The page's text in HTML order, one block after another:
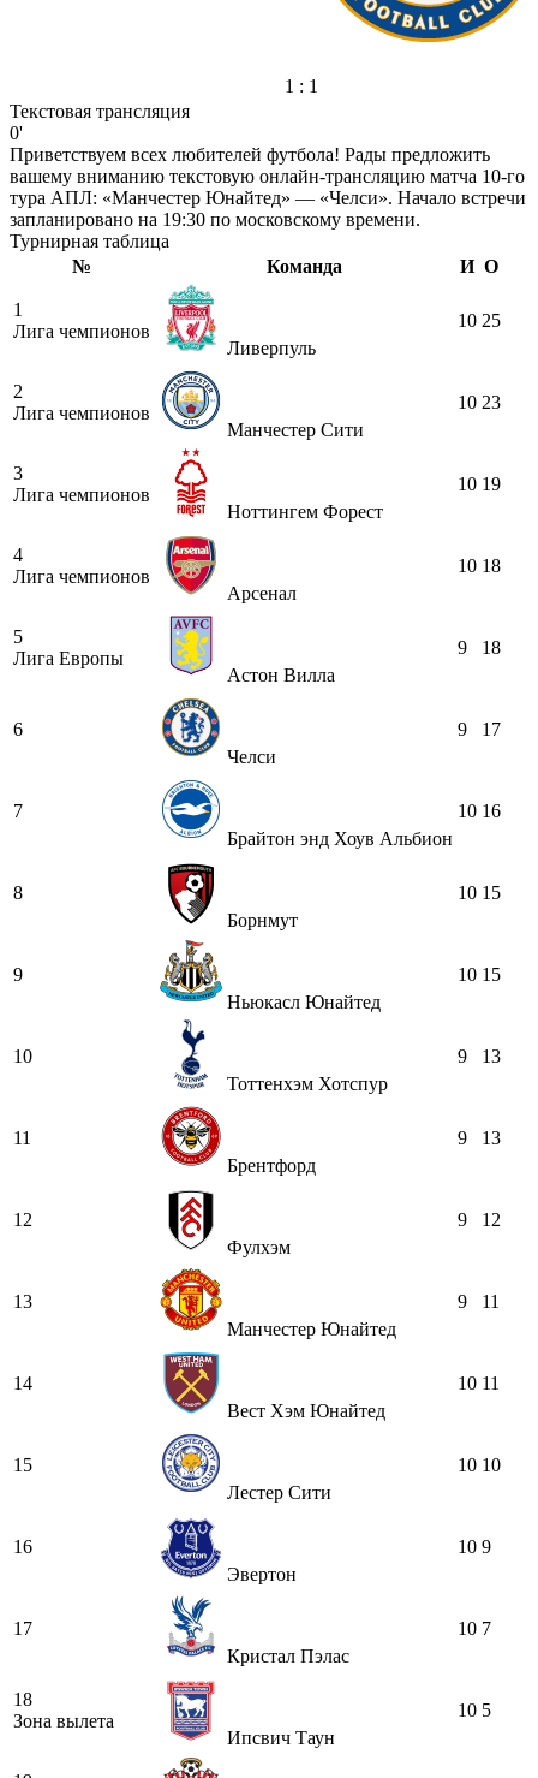
1 : 1
Текстовая трансляция
0'
Приветствуем всех любителей футбола! Рады предложить
вашему вниманию текстовую онлайн-трансляцию матча 10-го
тура АПЛ: «Манчестер Юнайтед» — «Челси». Начало встречи
запланировано на 19:30 по московскому времени.
Турнирная таблица
№
Команда И О
1
Лига чемпионов
Ливерпуль
10 25
2
Лига чемпионов
Манчестер Сити
10 23
3
Лига чемпионов
Ноттингем Форест
10 19
4
Лига чемпионов
Арсенал
10 18
5
Лига Европы
Астон Вилла
9 18
6
Челси
9 17
7
Брайтон энд Хоув Альбион
10 16
8
Борнмут
10 15
9
Ньюкасл Юнайтед
10 15
10
Тоттенхэм Хотспур
9 13
11
Брентфорд
9 13
12
Фулхэм
9 12
13
Манчестер Юнайтед
9 11
14
Вест Хэм Юнайтед
10 11
15
Лестер Сити
10 10
16
Эвертон
10 9
17
Кристал Пэлас
10 7
18
Зона вылета
Ипсвич Таун
10 5